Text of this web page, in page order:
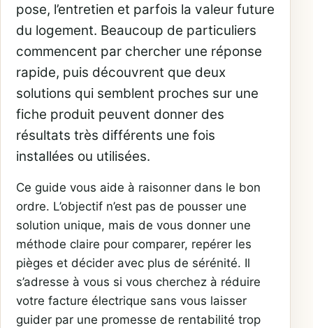
pose, l’entretien et parfois la valeur future
du logement. Beaucoup de particuliers
commencent par chercher une réponse
rapide, puis découvrent que deux
solutions qui semblent proches sur une
fiche produit peuvent donner des
résultats très différents une fois
installées ou utilisées.
Ce guide vous aide à raisonner dans le bon
ordre. L’objectif n’est pas de pousser une
solution unique, mais de vous donner une
méthode claire pour comparer, repérer les
pièges et décider avec plus de sérénité. Il
s’adresse à vous si vous cherchez à réduire
votre facture électrique sans vous laisser
guider par une promesse de rentabilité trop